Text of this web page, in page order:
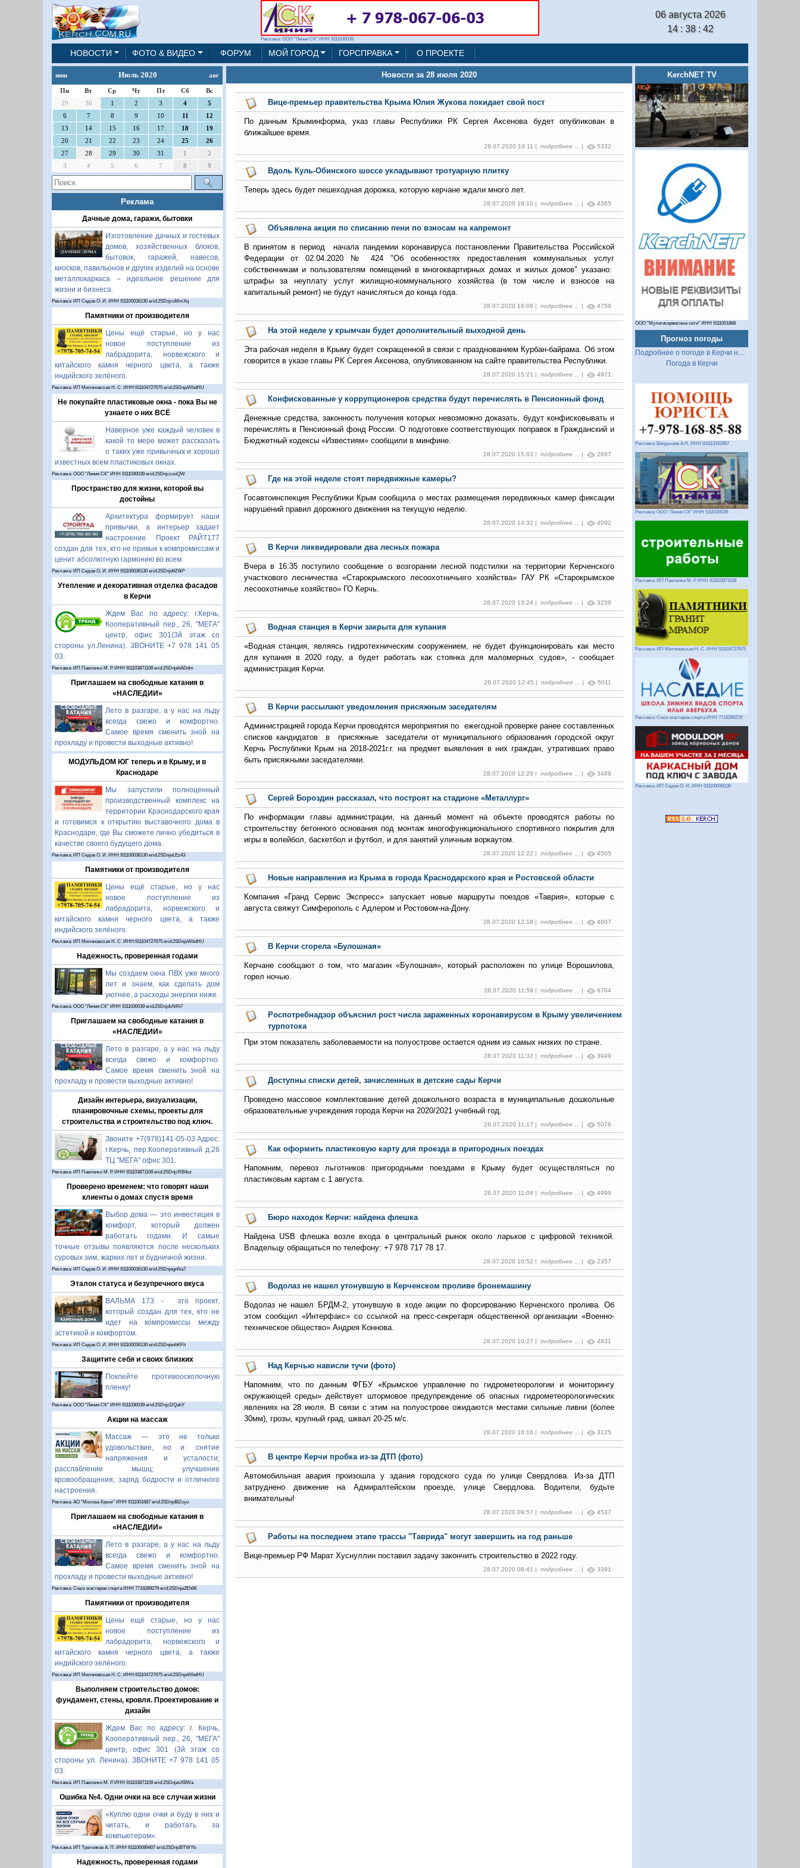
Реклама: ООО "Линия СК" ИНН 9111030039
06 августа 2026
14 : 38 : 42
НОВОСТИ ФОТО & ВИДЕО ФОРУМ МОЙ ГОРОД ГОРСПРАВКА О ПРОЕКТЕ
июн Июль 2020 авг
Пн Вт Ср Чт Пт Сб
Вс
29
30 1 2 3 4
5
6
7 8 9 10 11
12
13
14 15 16 17 18
19
20
21 22 23 24 25
26
27
28 29 30 31 1
2
3
4 5 6 7 8 9
Реклама
Дачные дома, гаражи, бытовки
Изготовление дачных и гостевых
домов, хозяйственных блоков,
бытовок, гаражей, навесов,
киосков, павильонов и других изделий на основе
металлокаркаса – идеальное решение для
жизни и бизнеса.
Реклама: ИП Седов О. И. ИНН 911100036130 erid:2SDnjcoMmXq
Памятники от производителя
Цены ещё старые, но у нас
новое поступление из
лабрадорита, норвежского и
китайского камня черного цвета, а также
индийского зелёного.
Реклама: ИП Миляновская Н. С. ИНН:911104727675 erid:2SDnjeWbdHU
Не покупайте пластиковые окна - пока Вы не
узнаете о них ВСЁ
Наверное уже каждый человек в
какой то мере может рассказать
о таких уже привычных и хорошо
известных всем пластиковых окнах.
Реклама: ООО "Линия СК" ИНН 9111030039 erid:2SDnjccooQW
Пространство для жизни, которой вы
достойны
Архитектура формирует наши
привычки, а интерьер задает
настроение. Проект РАЙТ177
создан для тех, кто не привык к компромиссам и
ценит абсолютную гармонию во всем.
Реклама: ИП Седов О. И. ИНН 911100036130 erid:2SDnjd4Z8iP
Утепление и декоративная отделка фасадов
в Керчи
Ждем Вас по адресу: г.Керчь,
Кооперативный пер., 26, "МЕГА"
центр, офис 301(3й этаж со
стороны ул.Ленина). ЗВОНИТЕ +7 978 141 05
03.
Реклама: ИП Павленко М. Р. ИНН 911103871108 erid:2SDnjehADdm
Приглашаем на свободные катания в
«НАСЛЕДИИ»
Лето в разгаре, а у нас на льду
всегда свежо и комфортно.
Самое время сменить зной на
прохладу и провести выходные активно!
МОДУЛЬДОМ ЮГ теперь и в Крыму, и в
Краснодаре
Мы запустили полноценный
производственный комплекс на
территории Краснодарского края
и готовимся к открытию выставочного дома в
Краснодаре, где Вы сможете лично убедиться в
качестве своего будущего дома.
Реклама: ИП Седов О. И. ИНН 911100036130 erid:2SDnjeLEz43
Памятники от производителя
Цены ещё старые, но у нас
новое поступление из
лабрадорита, норвежского и
китайского камня черного цвета, а также
индийского зелёного.
Реклама: ИП Миляновская Н. С. ИНН:911104727675 erid:2SDnjeWbdHU
Надежность, проверенная годами
Мы создаем окна ПВХ уже много
лет и знаем, как сделать дом
уютнее, а расходы энергии ниже.
Реклама: ООО "Линия СК" ИНН 9111030039 erid:2SDnjdvNRt7
Приглашаем на свободные катания в
«НАСЛЕДИИ»
Лето в разгаре, а у нас на льду
всегда свежо и комфортно.
Самое время сменить зной на
прохладу и провести выходные активно!
Дизайн интерьера, визуализации,
планировочные схемы, проекты для
строительства и строительство под ключ.
Звоните +7(978)141-05-03 Адрес:
г.Керчь, пер.Кооперативный д.26
ТЦ "МЕГА" офис 301.
Реклама: ИП Павленко М. Р. ИНН 911103871108 erid:2SDnjcRB4xz
Проверено временем: что говорят наши
клиенты о домах спустя время
Выбор дома — это инвестиция в
комфорт, который должен
работать годами. И самые
точные отзывы появляются после нескольких
суровых зим, жарких лет и будничной жизни.
Реклама: ИП Седов О. И. ИНН 911100036130 erid:2SDnjegnNa7
Эталон статуса и безупречного вкуса
ВАЛЬМА 173 - это проект,
который создан для тех, кто не
идет на компромиссы между
эстетикой и комфортом.
Реклама: ИП Седов О. И. ИНН 911100036130 erid:2SDnjenhKFh
Защитите себя и своих близких
Поклейте противоосколочную
пленку!
Реклама: ООО "Линия СК" ИНН 9111030039 erid:2SDnjcDQahY
Акции на массаж
Массаж — это не только
удовольствие, но и: снятие
напряжения и усталости;
расслабление мышц; улучшение
кровообращения; заряд бодрости и отличного
настроения.
Реклама: АО "Москва-Крым" ИНН 9111001687 erid:2SDnjdBZsyu
Приглашаем на свободные катания в
«НАСЛЕДИИ»
Лето в разгаре, а у нас на льду
всегда свежо и комфортно.
Самое время сменить зной на
прохладу и провести выходные активно!
Реклама: Союз мастеров спорта ИНН 7718289279 erid:2SDnje2Eh6K
Памятники от производителя
Цены ещё старые, но у нас
новое поступление из
лабрадорита, норвежского и
китайского камня черного цвета, а также
индийского зелёного.
Реклама: ИП Миляновская Н. С. ИНН:911104727675 erid:2SDnjeWbdHU
Выполняем строительство домов:
фундамент, стены, кровля. Проектирование и
дизайн
Ждем Вас по адресу: г. Керчь,
Кооперативный пер., 26, "МЕГА"
центр, офис 301 (3й этаж со
стороны ул. Ленина). ЗВОНИТЕ +7 978 141 05
03.
Реклама: ИП Павленко М. Р. ИНН 911103871108 erid:2SDnjesXBWa
Ошибка №4. Одни очки на все случаи жизни
«Куплю одни очки и буду в них и
читать, и работать за
компьютером».
Реклама: ИП Третьяков А. П. ИНН 911100089407 erid:2SDnjd5TWYb
Надежность, проверенная годами
Новости за 28 июля 2020
Вице-премьер правительства Крыма Юлия Жукова покидает свой пост
По данным Крыминформа, указ главы Республики РК Сергея Аксенова будет опубликован в
ближайшее время.
28.07.2020 19:11 | подробнее ... | 5332
Вдоль Куль-Обинского шоссе укладывают тротуарную плитку
Теперь здесь будет пешеходная дорожка, которую керчане ждали много лет.
28.07.2020 16:10 | подробнее ... | 4365
Объявлена акция по списанию пени по взносам на капремонт
В принятом в период начала пандемии коронавируса постановлении Правительства Российской
Федерации от 02.04.2020 № 424 "Об особенностях предоставления коммунальных услуг
собственникам и пользователям помещений в многоквартирных домах и жилых домов" указано:
штрафы за неуплату услуг жилищно-коммунального хозяйства (в том числе и взносов на
капитальный ремонт) не будут начисляться до конца года.
28.07.2020 16:09 | подробнее ... | 4759
На этой неделе у крымчан будет дополнительный выходной день
Эта рабочая неделя в Крыму будет сокращенной в связи с празднованием Курбан-байрама. Об этом
говорится в указе главы РК Сергея Аксенова, опубликованном на сайте правительства Республики.
28.07.2020 15:21 | подробнее ... | 4971
Конфискованные у коррупционеров средства будут перечислять в Пенсионный фонд
Денежные средства, законность получения которых невозможно доказать, будут конфисковывать и
перечислять в Пенсионный фонд России. О подготовке соответствующих поправок в Гражданский и
Бюджетный кодексы «Известиям» сообщили в минфине.
28.07.2020 15:03 | подробнее ... | 2897
Где на этой неделе стоят передвижные камеры?
Госавтоинспекция Республики Крым сообщила о местах размещения передвижных камер фиксации
нарушений правил дорожного движения на текущую неделю.
28.07.2020 14:32 | подробнее ... | 4092
В Керчи ликвидировали два лесных пожара
Вчера в 16:35 поступило сообщение о возгорании лесной подстилки на территории Керченского
участкового лесничества «Старокрымского лесоохотничьего хозяйства» ГАУ РК «Старокрымское
лесоохотничье хозяйство» ГО Керчь.
28.07.2020 13:24 | подробнее ... | 3239
Водная станция в Керчи закрыта для купания
«Водная станция, являясь гидротехническим сооружением, не будет функционировать как место
для купания в 2020 году, а будет работать как стоянка для маломерных судов», - сообщает
администрация Керчи.
28.07.2020 12:45 | подробнее ... | 5011
В Керчи рассылают уведомления присяжным заседателям
Администрацией города Керчи проводятся мероприятия по ежегодной проверке ранее составленных
списков кандидатов в присяжные заседатели от муниципального образования городской округ
Керчь Республики Крым на 2018-2021г.г. на предмет выявления в них граждан, утративших право
быть присяжными заседателями.
28.07.2020 12:29 | подробнее ... | 3489
Сергей Бороздин рассказал, что построят на стадионе «Металлург»
По информации главы администрации, на данный момент на объекте проводятся работы по
строительству бетонного основания под монтаж многофункционального спортивного покрытия для
игры в волейбол, баскетбол и футбол, и для занятий уличным воркаутом.
28.07.2020 12:22 | подробнее ... | 4505
Новые направления из Крыма в города Краснодарского края и Ростовской области
Компания «Гранд Сервис Экспресс» запускает новые маршруты поездов «Таврия», которые с
августа свяжут Симферополь с Адлером и Ростовом-на-Дону.
28.07.2020 12:18 | подробнее ... | 4607
В Керчи сгорела «Булошная»
Керчане сообщают о том, что магазин «Булошная», который расположен по улице Ворошилова,
горел ночью.
28.07.2020 11:59 | подробнее ... | 6704
Роспотребнадзор объяснил рост числа зараженных коронавирусом в Крыму увеличением
турпотока
При этом показатель заболеваемости на полуострове остается одним из самых низких по стране.
28.07.2020 11:32 | подробнее ... | 3949
Доступны списки детей, зачисленных в детские сады Керчи
Проведено массовое комплектование детей дошкольного возраста в муниципальные дошкольные
образовательные учреждения города Керчи на 2020/2021 учебный год.
28.07.2020 11:17 | подробнее ... | 5076
Как оформить пластиковую карту для проезда в пригородных поездах
Напомним, перевоз льготников пригородными поездами в Крыму будет осуществляться по
пластиковым картам с 1 августа.
28.07.2020 11:09 | подробнее ... | 4999
Бюро находок Керчи: найдена флешка
Найдена USB флешка возле входа в центральный рынок около ларьков с цифровой техникой.
Владельцу обращаться по телефону: +7 978 717 78 17.
28.07.2020 10:52 | подробнее ... | 2357
Водолаз не нашел утонувшую в Керченском проливе бронемашину
Водолаз не нашел БРДМ-2, утонувшую в ходе акции по форсированию Керченского пролива. Об
этом сообщил «Интерфакс» со ссылкой на пресс-секретаря общественной организации «Военно-
техническое общество» Андрея Коннова.
28.07.2020 10:27 | подробнее ... | 4831
Над Керчью нависли тучи (фото)
Напомним, что по данным ФГБУ «Крымское управление по гидрометеорологии и мониторингу
окружающей среды» действует штормовое предупреждение об опасных гидрометеорологических
явлениях на 28 июля. В связи с этим на полуострове ожидаются местами сильные ливни (более
30мм), грозы, крупный град, шквал 20-25 м/с.
28.07.2020 10:16 | подробнее ... | 3125
В центре Керчи пробка из-за ДТП (фото)
Автомобильная авария произошла у здания городского суда по улице Свердлова. Из-за ДТП
затруднено движение на Адмиралтейском проезде, улице Свердлова. Водители, будьте
внимательны!
28.07.2020 09:57 | подробнее ... | 4537
Работы на последнем этапе трассы "Таврида" могут завершить на год раньше
Вице-премьер РФ Марат Хуснуллин поставил задачу закончить строительство в 2022 году.
28.07.2020 08:41 | подробнее ... | 3391
KerchNET TV
ООО "Мультисервисные сети" ИНН 9111001888
Прогноз погоды
Подробнее о погоде в Керчи на 2 недели
Погода в Керчи
Реклама: Вандышев А.Н. ИНН 911113162887
Реклама: ООО "Линия СК" ИНН 9111030039
Реклама: ИП Павленко М. Р. ИНН 911103871108
Реклама: ИП Миляновская Н. С. ИНН 911104727675
Реклама: Союз мастеров спорта ИНН 7718289279
Реклама: ИП Седов О. И. ИНН 911100036130